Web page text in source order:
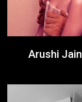
Arushi Jain